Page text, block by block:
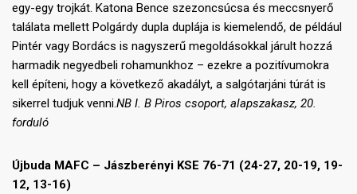
egy-egy trojkát. Katona Bence szezoncsúcsa és meccsnyerő
találata mellett Polgárdy dupla duplája is kiemelendő, de például
Pintér vagy Bordács is nagyszerű megoldásokkal járult hozzá
harmadik negyedbeli rohamunkhoz – ezekre a pozitívumokra
kell építeni, hogy a következő akadályt, a salgótarjáni túrát is
sikerrel tudjuk venni.NB I. B Piros csoport, alapszakasz, 20.
forduló
Újbuda MAFC – Jászberényi KSE 76-71 (24-27, 20-19, 19-
12, 13-16)